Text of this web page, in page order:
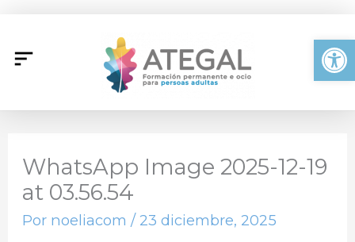
contenido
WhatsApp Image 2025-12-19
at 03.56.54
Por noeliacom/ 23 diciembre, 2025